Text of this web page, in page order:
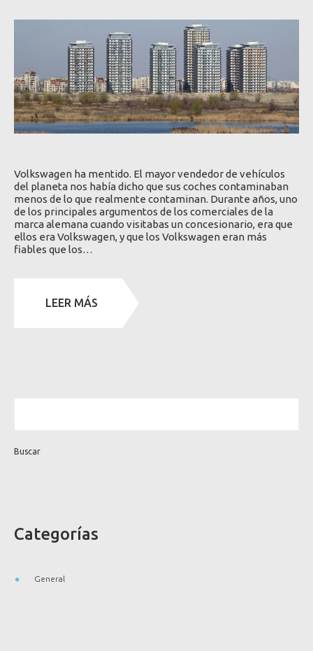
Volkswagen ha mentido. El mayor vendedor de vehículos
del planeta nos había dicho que sus coches contaminaban
menos de lo que realmente contaminan. Durante años, uno
de los principales argumentos de los comerciales de la
marca alemana cuando visitabas un concesionario, era que
ellos era Volkswagen, y que los Volkswagen eran más
fiables que los…
LEER MÁS
Categorías
General